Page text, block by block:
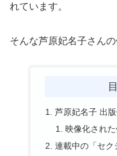
れています。
そんな芦原妃名子さん
芦原妃名子 出
映像化され
連載中の「セク